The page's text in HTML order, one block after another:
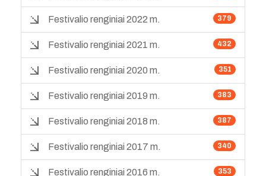
379
Festivalio renginiai 2022 m.
432
Festivalio renginiai 2021 m.
351
Festivalio renginiai 2020 m.
383
Festivalio renginiai 2019 m.
387
Festivalio renginiai 2018 m.
340
Festivalio renginiai 2017 m.
353
Festivalio renginiai 2016 m.